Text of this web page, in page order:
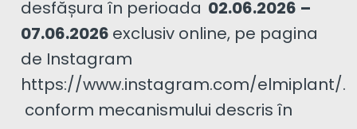
desfășura în perioada 02.06.2026 –
07.06.2026 exclusiv online, pe pagina
de Instagram
https://www.instagram.com/elmiplant/.
conform mecanismului descris în